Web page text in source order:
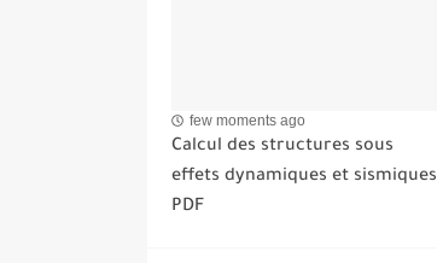
few moments ago
Calcul des structures sous
effets dynamiques et sismiques
PDF